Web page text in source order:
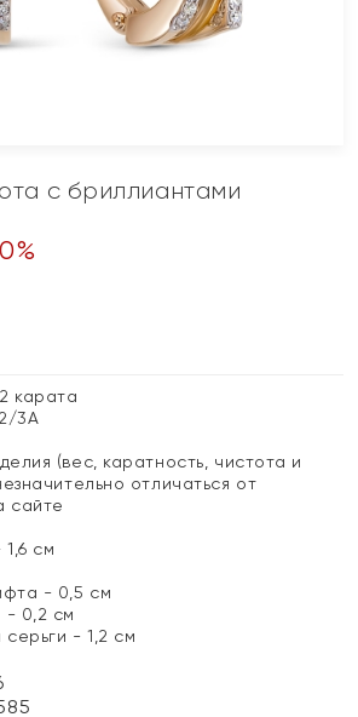
с бриллиантами
%
карата
3А
(вес, каратность, чистота и
отличаться от
сайте
см
- 0,5 см
- 0,2 см
- 1,2 см